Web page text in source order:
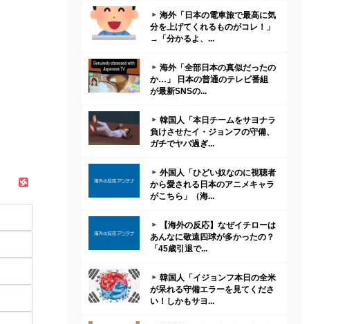
海外「日本の電車旅で最高に気
分を上げてくれるものがコレ！」
→「分かるよ、...
海外「全部日本の真似だったの
か…」 日本の普通のテレビ番組
が最新SNSの...
韓国人「本日チームをサヨナラ
負けさせたイ・ジョンフの守備、
ガチでヤバ過ぎ...
外国人「ひどい奴なのに視聴者
から愛される日本のアニメキャラ
がこちら」（海...
【海外の反応】なぜイチローは
あんなに敬遠四球が多かったの？
「45歳引退で...
韓国人「イジョンフ本日の全米
が呆れる守備エラーを見てくださ
い！しかもサヨ...